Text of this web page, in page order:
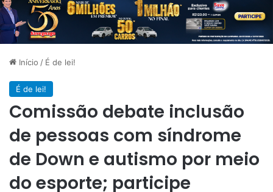
Início / É de lei!
É de lei!
Comissão debate inclusão
de pessoas com síndrome
de Down e autismo por meio
do esporte; participe